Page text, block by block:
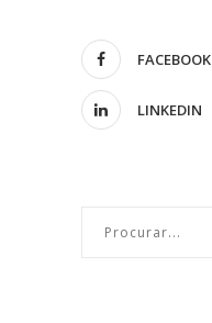
FACEBOOK
LINKEDIN